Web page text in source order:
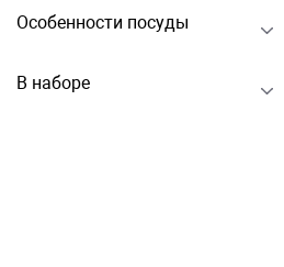
Особенности посуды
В наборе